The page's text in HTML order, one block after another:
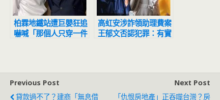
柏霖地鐵站遭巨嬰狂追
嚇喊「那個人只穿一件
高虹安涉詐領助理費案
王郁文否認犯罪：有實
Previous Post
貸款過不了？建商「無息借
Next Post
「仇恨房地產」正吞噬台灣？房